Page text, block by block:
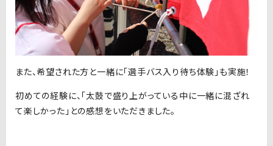
また、希望された方と一緒に「選手バス入り待ち体験」も実施！
初めての経験に、「太鼓で盛り上がっている中に一緒に混ざれ
て楽しかった」との感想をいただきました。